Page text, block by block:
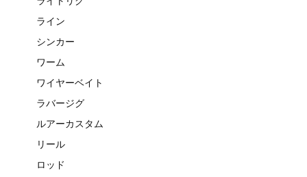
ライン
シンカー
ワーム
ワイヤーベイト
ラバージグ
ルアーカスタム
リール
ロッド